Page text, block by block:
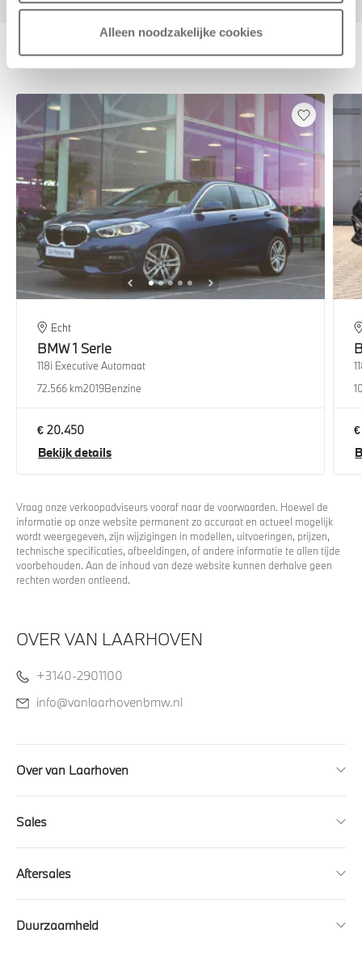
Alleen noodzakelijke cookies
Deze zijn vergelijkbaar
Echt
BMW1 Serie
118i Executive Automaat
72.566 km2019Benzine
€ 20.450
Bekijk details
Vraag onze verkoopadviseurs vooraf naar de voorwaarden. Hoewel de
informatie op onze website permanent zo accuraat en actueel mogelijk
wordt weergegeven, zijn wijzigingen in modellen, uitvoeringen, prijzen,
technische specificaties, afbeeldingen, of andere informatie te allen tijde
voorbehouden. Aan de inhoud van deze website kunnen derhalve geen
rechten worden ontleend.
OVER VAN LAARHOVEN
+3140-2901100
info@vanlaarhovenbmw.nl
Over van Laarhoven
Sales
Aftersales
Duurzaamheid